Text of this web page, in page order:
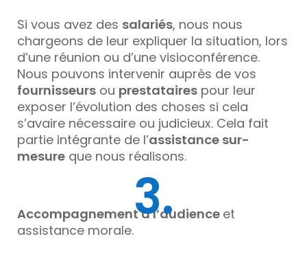
Si vous avez des salariés, nous nous
chargeons de leur expliquer la situation, lors
d’une réunion ou d’une visioconférence.
Nous pouvons intervenir auprès de vos
fournisseurs ou prestataires pour leur
exposer l’évolution des choses si cela
s’avaire nécessaire ou judicieux. Cela fait
partie intégrante de l’assistance sur-
mesure que nous réalisons.
3.
Accompagnement à l’audience et
assistance morale.